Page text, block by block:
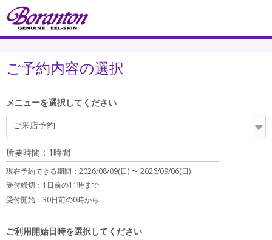
ご予約内容の選択
メニューを選択してください
ご来店予約
所要時間：1時間
現在予約できる期間： 2026/08/09(日) 〜2026/09/06(日)
受付締切： 1日前の11時まで
受付開始： 30日前の0時から
ご利用開始日時を選択してください